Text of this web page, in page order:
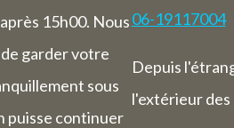
15h00. Nous
garder votre
sous
puisse continuer
06-19117004
Depuis
l'extérieur des
dimanche 1er août,
de 9h00 à 17h30.
serons
les nuitées).